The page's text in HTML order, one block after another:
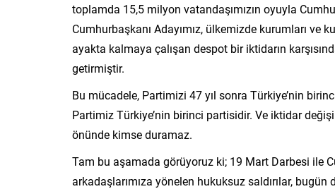
toplamda 15,5 milyon vatandaşımızın oyuyla
Cumhurbaşkanı Adayımız, ülkemizde kurumları ve
ayakta kalmaya çalışan despot bir iktidarın
getirmiştir.
Bu mücadele, Partimizi 47 yıl sonra Türkiye’nin
Partimiz Türkiye’nin birinci partisidir. Ve iktidar
önünde kimse duramaz.
Tam bu aşamada görüyoruz ki; 19 Mart Darbesi ile
arkadaşlarımıza yönelen hukuksuz saldırılar,